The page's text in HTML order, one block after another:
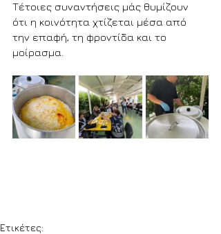
Τέτοιες συναντήσεις μάς θυμίζουν
ότι η κοινότητα χτίζεται μέσα από
την επαφή, τη φροντίδα και το
μοίρασμα.
Ετικέτες: